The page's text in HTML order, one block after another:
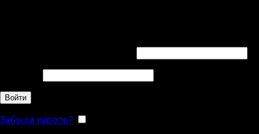
Войти
Забыли пароль?